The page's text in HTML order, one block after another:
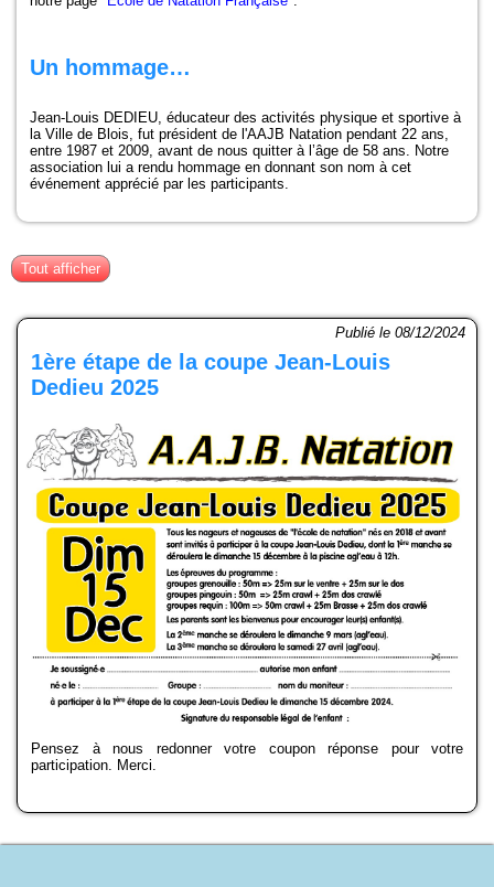
Le Club
Projet Club
Formations
Historique
Piscines de la région
Mon Club
Un hommage…
Jean-Louis DEDIEU, éducateur des activités physique et sportive à
la Ville de Blois, fut président de l'AAJB Natation pendant 22 ans,
entre 1987 et 2009, avant de nous quitter à l’âge de 58 ans. Notre
association lui a rendu hommage en donnant son nom à cet
événement apprécié par les participants.
Tout afficher
1ère étape de la coupe Jean-Louis
Dedieu 2025
Publié le 08/12/2024
Pensez à nous redonner votre coupon réponse pour votre
participation. Merci.